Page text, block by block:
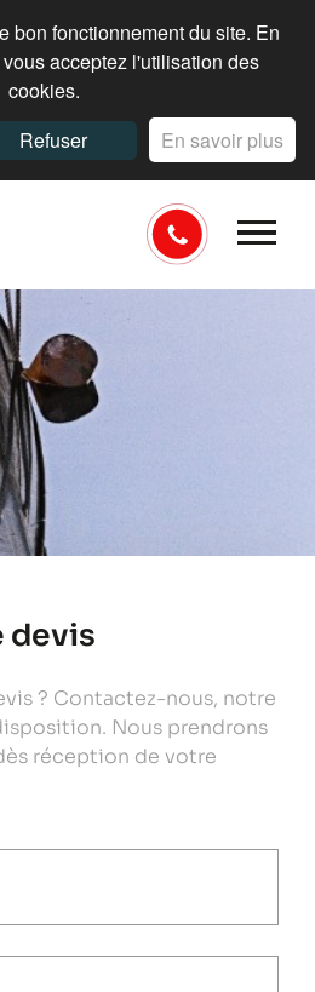
bon fonctionnement du site. En
acceptez l'utilisation des
cookies.
Refuser En savoir plus
devis
? Contactez-nous, notre
Nous prendrons
réception de votre